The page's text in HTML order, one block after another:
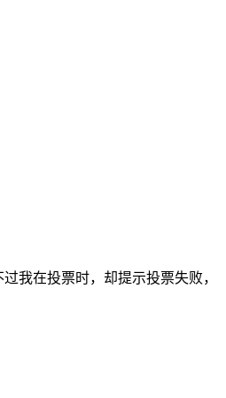
我在投票时，却提示投票失败，